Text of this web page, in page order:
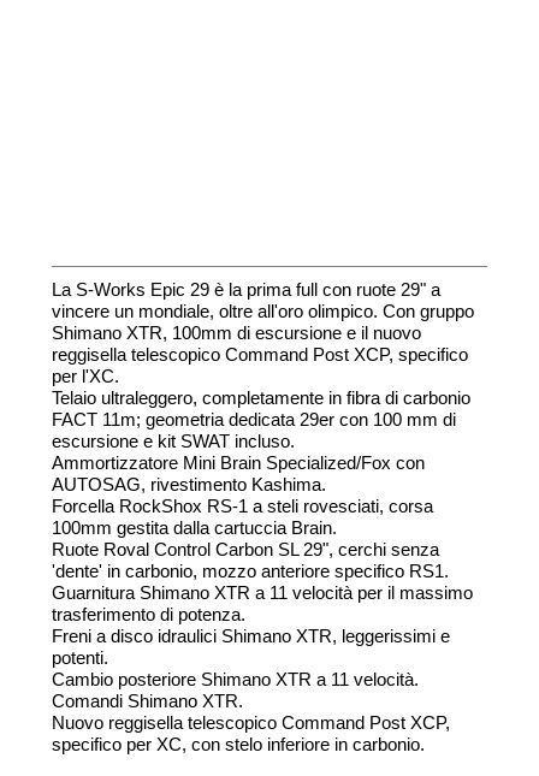
La S-Works Epic 29 è la prima full con ruote 29" a
vincere un mondiale, oltre all'oro olimpico. Con gruppo
Shimano XTR, 100mm di escursione e il nuovo
reggisella telescopico Command Post XCP, specifico
per l'XC.
Telaio ultraleggero, completamente in fibra di carbonio
FACT 11m; geometria dedicata 29er con 100 mm di
escursione e kit SWAT incluso.
Ammortizzatore Mini Brain Specialized/Fox con
AUTOSAG, rivestimento Kashima.
Forcella RockShox RS-1 a steli rovesciati, corsa
100mm gestita dalla cartuccia Brain.
Ruote Roval Control Carbon SL 29", cerchi senza
'dente' in carbonio, mozzo anteriore specifico RS1.
Guarnitura Shimano XTR a 11 velocità per il massimo
trasferimento di potenza.
Freni a disco idraulici Shimano XTR, leggerissimi e
potenti.
Cambio posteriore Shimano XTR a 11 velocità.
Comandi Shimano XTR.
Nuovo reggisella telescopico Command Post XCP,
specifico per XC, con stelo inferiore in carbonio.